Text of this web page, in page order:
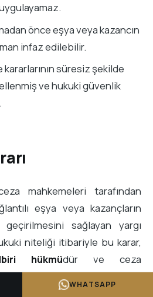
önce eşya veya kazancın
infaz edilebilir.
süresiz şekilde
ve hukuki güvenlik
mahkemeleri tarafından
eşya veya kazançların
sağlayan yargı
niteliği itibariyle bu karar,
hükmüdür ve ceza
şekilde uygulanabilir.
WHATSAPP